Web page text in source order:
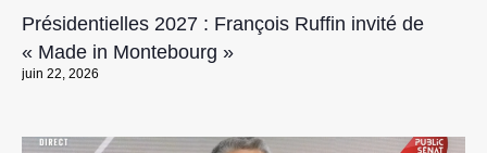
Présidentielles 2027 : François Ruffin invité de
« Made in Montebourg »
juin 22, 2026